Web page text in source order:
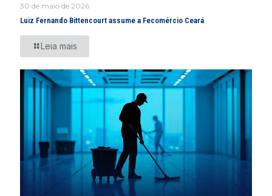
30 de maio de 2026
Luiz Fernando Bittencourt assume a Fecomércio Ceará
Leia mais